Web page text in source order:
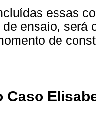
essas
de ensaio, será
de
Caso